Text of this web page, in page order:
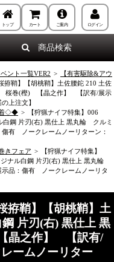
トップ カート ご案内 ログイン
商品検索
ント一覧VER2 >
【有害駆除&アウ
拵鞘】【胡桃鞘】土佐腰鉈 210 土佐
桜巻(樫) 【晶之作】 【訳有/展示
上注文】
◇◆ >
【狩猟ナイフ特集】006
白鋼 片刃(右) 黒仕上 黒丸輪 クルミ
有 ノークレームノーリターン：
きフェア >
【狩猟ナイフ特集】
ナル白鋼 片刃(右) 黒仕上 黒丸輪
品：傷有 ノークレームノーリタ
拵鞘】【胡桃鞘】土
片刃(右) 黒仕上 黒
之作】 【訳有/
ームノーリター